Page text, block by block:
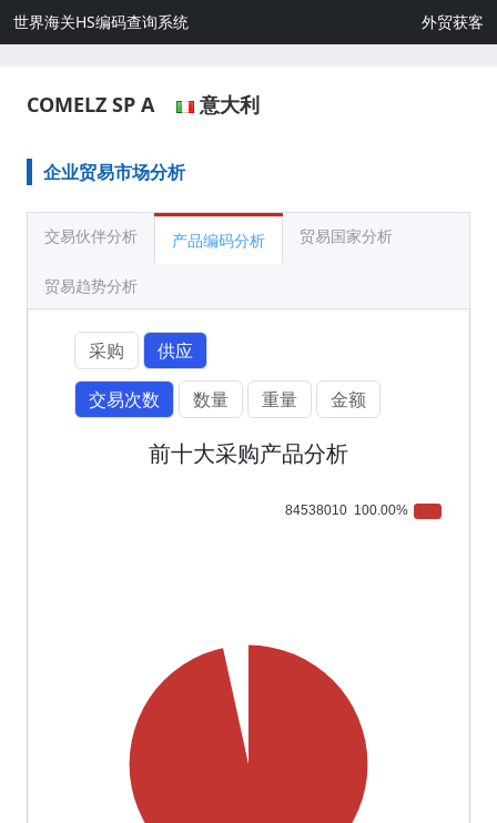
世界海关HS编码查询系统 外贸获客
COMELZ SP A 意大利
企业贸易市场分析
交易伙伴分析 产品编码分析 贸易国家分析
贸易趋势分析
采购
供应
交易次数
数量 重量 金额
前十大采购产品分析